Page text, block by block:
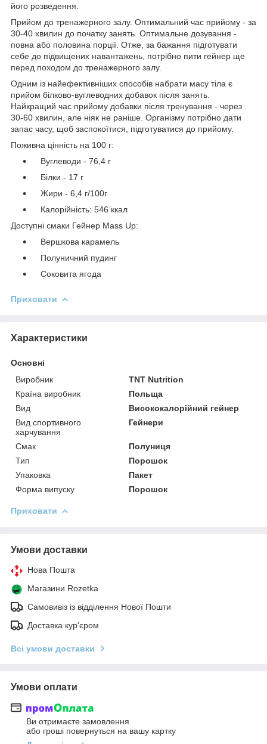
його розведення.
Прийом до тренажерного залу. Оптимальний час прийому - за
30-40 хвилин до початку занять. Оптимальне дозування -
повна або половина порції. Отже, за бажання підготувати
себе до підвищених навантажень, потрібно пити гейнер ще
перед походом до тренажерного залу.
Одним із найефективніших способів набрати масу тіла є
прийом білково-вуглеводних добавок після занять.
Найкращий час прийому добавки після тренування - через
30-60 хвилин, але ніяк не раніше. Організму потрібно дати
запас часу, щоб заспокоїтися, підготуватися до прийому.
Поживна цінність на 100 г:
Вуглеводи - 76,4 г
Білки - 17 г
Жири - 6,4 г/100г
Калорійність: 546 ккал
Доступні смаки Гейнер Mass Up:
Вершкова карамель
Полуничний пудинг
Соковита ягода
Приховати
Характеристики
Основні
Виробник
TNT Nutrition
Країна виробник
Польща
Вид
Висококалорійний гейнер
Вид спортивного
харчування
Гейнери
Смак
Полуниця
Тип
Порошок
Упаковка
Пакет
Форма випуску
Порошок
Приховати
Умови доставки
Нова Пошта
Магазини Rozetka
Самовивіз із відділення Нової Пошти
Доставка кур'єром
Всі умови доставки
Умови оплати
Ви отримаєте замовлення
або гроші повернуться на вашу картку